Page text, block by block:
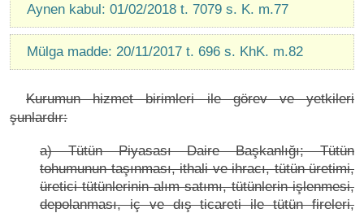
Aynen kabul: 01/02/2018 t. 7079 s. K. m.77
Mülga madde: 20/11/2017 t. 696 s. KhK. m.82
Kurumun hizmet birimleri ile görev ve yetkileri
şunlardır:
a) Tütün Piyasası Daire Başkanlığı; Tütün
tohumunun taşınması, ithali ve ihracı, tütün üretimi,
üretici tütünlerinin alım satımı, tütünlerin işlenmesi,
depolanması, iç ve dış ticareti ile tütün fireleri,